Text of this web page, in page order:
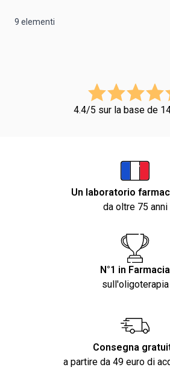
9 elementi
4.4/5 sur la base de
Un laboratorio
da oltre 75 anni
N°1 in Farmacia
sull'oligoterapia
Consegna
a partire da 49 euro di